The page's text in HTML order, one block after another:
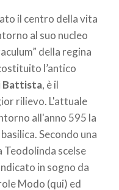
il centro della vita
al suo nucleo
della regina
l’antico
Battista, è il
rilievo. L'attuale
all'anno 595 la
Secondo una
Teodolinda scelse
in sogno da
Modo (qui) ed